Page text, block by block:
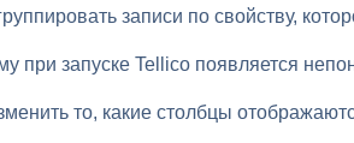
записи по свойству,
при запуске Tellico появляется
то, какие столбцы